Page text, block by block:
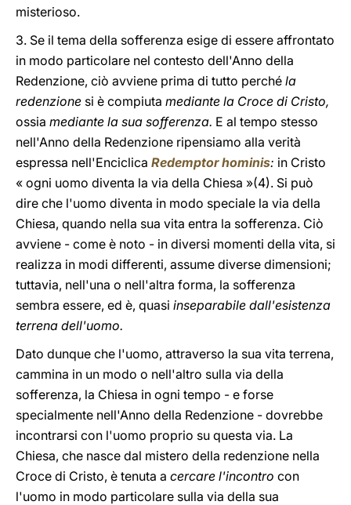
misterioso.
3. Se il tema della sofferenza esige di essere affrontato
in modo particolare nel contesto dell'Anno della
Redenzione, ciò avviene prima di tutto perché la
redenzione si è compiuta mediante la Croce di Cristo,
ossia mediante la sua sofferenza. E al tempo stesso
nell'Anno della Redenzione ripensiamo alla verità
espressa nell'Enciclica Redemptor hominis: in Cristo
« ogni uomo diventa la via della Chiesa »(4). Si può
dire che l'uomo diventa in modo speciale la via della
Chiesa, quando nella sua vita entra la sofferenza. Ciò
avviene - come è noto - in diversi momenti della vita, si
realizza in modi differenti, assume diverse dimensioni;
tuttavia, nell'una o nell'altra forma, la sofferenza
sembra essere, ed è, quasi inseparabile dall'esistenza
terrena dell'uomo.
Dato dunque che l'uomo, attraverso la sua vita terrena,
cammina in un modo o nell'altro sulla via della
sofferenza, la Chiesa in ogni tempo - e forse
specialmente nell'Anno della Redenzione - dovrebbe
incontrarsi con l'uomo proprio su questa via. La
Chiesa, che nasce dal mistero della redenzione nella
Croce di Cristo, è tenuta a cercare l'incontro con
l'uomo in modo particolare sulla via della sua